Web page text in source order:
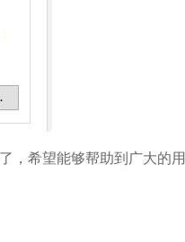
希望能够帮助到广大的